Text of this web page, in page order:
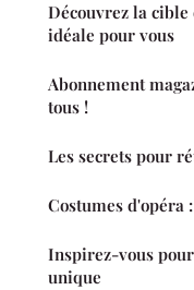
Découvrez la
idéale pour vous
Abonnement
tous !
Les secrets pour
Costumes d'opéra
Inspirez-vous
unique